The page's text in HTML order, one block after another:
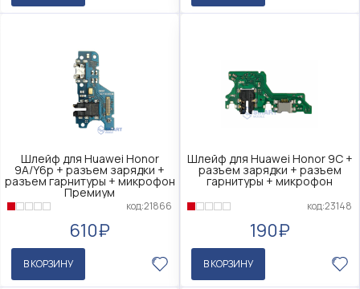
Шлейф для Huawei Honor
9A/Y6p + разъем зарядки +
разъем гарнитуры + микрофон
Премиум
код:21866
610₽
В КОРЗИНУ
Шлейф для Huawei Honor 9C +
разъем зарядки + разъем
гарнитуры + микрофон
код:23148
190₽
В КОРЗИНУ